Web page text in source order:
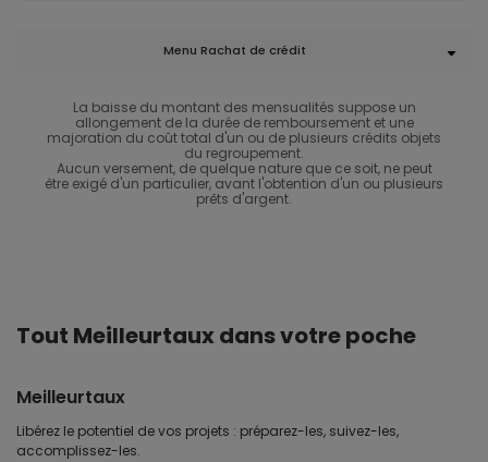
Menu Rachat de crédit
La baisse du montant des mensualités suppose un
allongement de la durée de remboursement et une
majoration du coût total d'un ou de plusieurs crédits objets
du regroupement.
Aucun versement, de quelque nature que ce soit, ne peut
être exigé d'un particulier, avant l'obtention d'un ou plusieurs
prêts d'argent.
Tout Meilleurtaux dans votre poche
Meilleurtaux
Libérez le potentiel de vos projets : préparez-les, suivez-les,
accomplissez-les.